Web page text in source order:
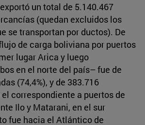
un total de 5.140.467
(quedan excluidos los
se transportan por ductos). De
de carga boliviana por puertos
lugar Arica y luego
en el norte del país– fue de
(74,4%), y de 383.716
correspondiente a puertos de
Ilo y Matarani, en el sur
fue hacia el Atlántico de